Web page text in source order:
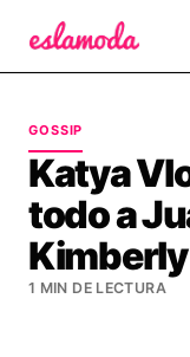
GOSSIP
Katya
todo a
1 MIN DE LECTURA